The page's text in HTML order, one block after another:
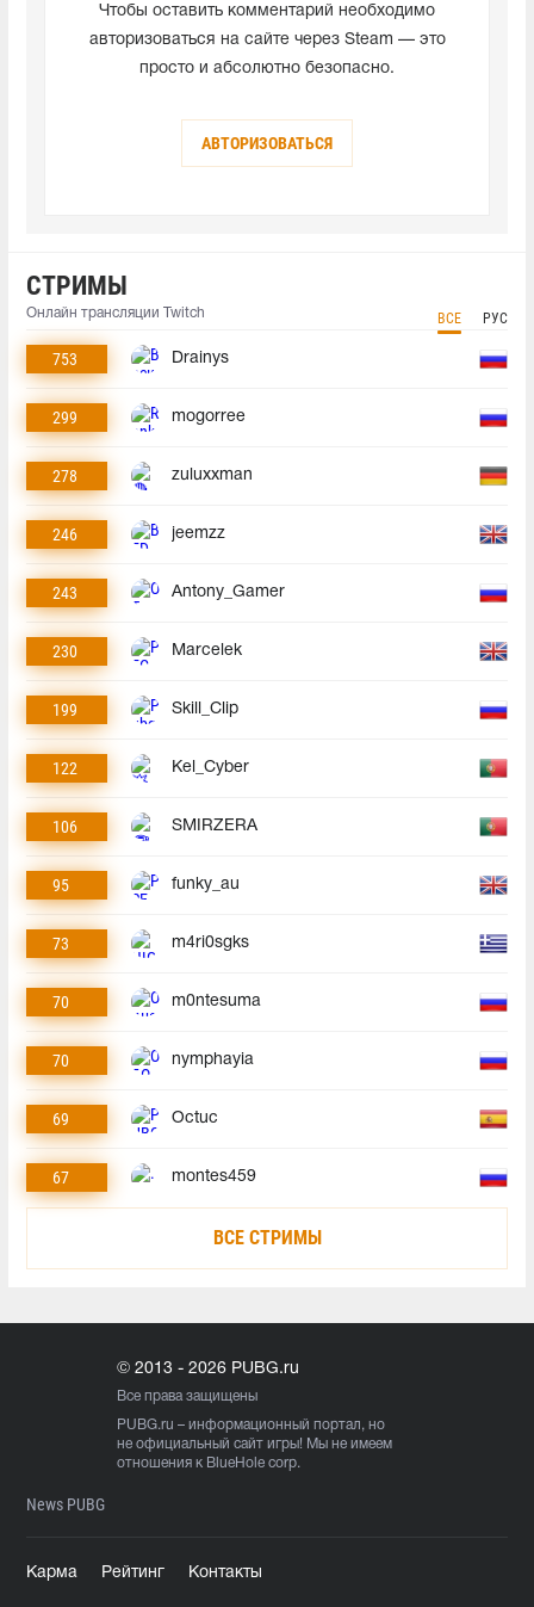
Чтобы оставить комментарий необходимо
авторизоваться на сайте через Steam — это
просто и абсолютно безопасно.
АВТОРИЗОВАТЬСЯ
СТРИМЫ
Онлайн трансляции Twitch ВСЕ РУС
753 Drainys
299 mogorree
278 zuluxxman
246 jeemzz
243 Antony_Gamer
230 Marcelek
199 Skill_Clip
122 Kel_Cyber
106 SMIRZERA
95 funky_au
73 m4ri0sgks
70 m0ntesuma
70 nymphayia
69 Octuc
67 montes459
ВСЕ СТРИМЫ
© 2013 - 2026 PUBG.ru
Все права защищены
PUBG.ru – информационный портал, но
не официальный сайт игры! Мы не имеем
отношения к BlueHole corp.
News PUBG
Карма Рейтинг Контакты